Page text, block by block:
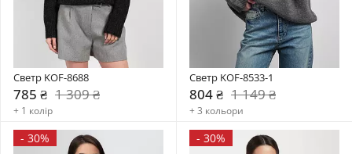
Светр KOF-8688
785 ₴ 1 309 ₴
+ 1 колір
Светр KOF-8533-1
804 ₴ 1 149 ₴
+ 3 кольори
- 30% - 30%